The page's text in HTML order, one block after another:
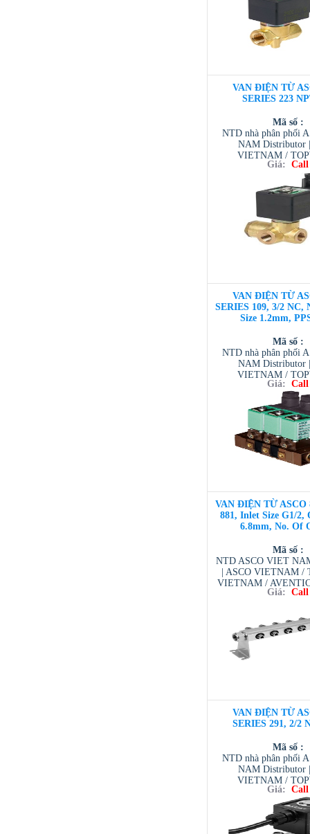
VAN ĐIỆN TỪ
SERIES 223
Mã số :
NTD nhà phân phối
NAM Distributor
VIETNAM /
VIETNAM /
/ TESCOM
Giá: Call
VAN ĐIỆN TỪ
SERIES 109, 3/2 NC,
Size 1.2mm,
Mã số :
NTD nhà phân phối
NAM Distributor
VIETNAM /
VIETNAM /
/ TESCOM
Giá: Call
VAN ĐIỆN TỪ ASCO
881, Inlet Size G1/2,
6.8mm, No. Of
Mã số :
NTD ASCO VIET
| ASCO VIETNAM /
VIETNAM /
/ TESCOM
Giá: Call
VAN ĐIỆN TỪ
SERIES 291, 2/2
Mã số :
NTD nhà phân phối
NAM Distributor
VIETNAM /
VIETNAM /
/ TESCOM
Giá: Call